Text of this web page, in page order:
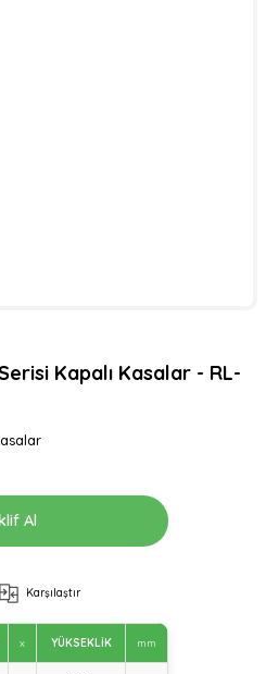
Kapalı Kasalar - RL-
Al
Karşılaştır
x YÜKSEKLİK mm